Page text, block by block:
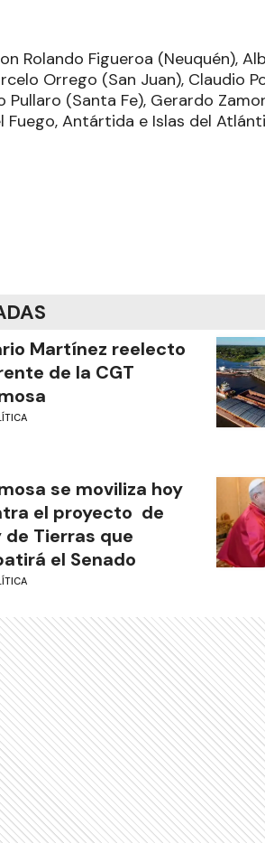
Rolando Figueroa (Neuquén),
Orrego (San Juan), Claudio
Pullaro (Santa Fe), Gerardo
Fuego, Antártida e Islas del
Martínez reelecto
de la CGT
se moviliza hoy
el proyecto de
de Tierras que
el Senado